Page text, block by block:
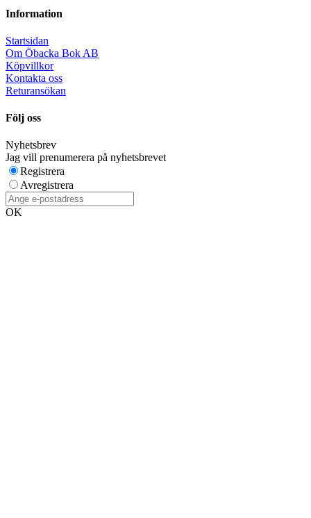
Information
Startsidan
Om Öbacka Bok AB
Köpvillkor
Kontakta oss
Returansökan
Följ oss
Nyhetsbrev
Jag vill prenumerera på nyhetsbrevet
Registrera
Avregistrera
OK